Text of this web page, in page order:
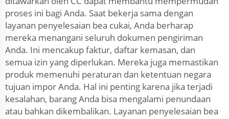
proses ini bagi Anda. Saat bekerja sama dengan
layanan penyelesaian bea cukai, Anda berharap
mereka menangani seluruh dokumen pengiriman
Anda. Ini mencakup faktur, daftar kemasan, dan
semua izin yang diperlukan. Mereka juga memastikan
produk memenuhi peraturan dan ketentuan negara
tujuan impor Anda. Hal ini penting karena jika terjadi
kesalahan, barang Anda bisa mengalami penundaan
atau bahkan dikembalikan. Layanan penyelesaian bea